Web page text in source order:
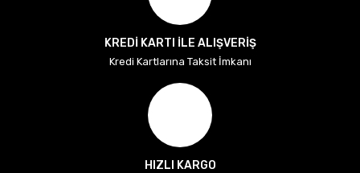
KREDİ KARTI İLE ALIŞVERİŞ
Kredi Kartlarına Taksit İmkanı
HIZLI KARGO